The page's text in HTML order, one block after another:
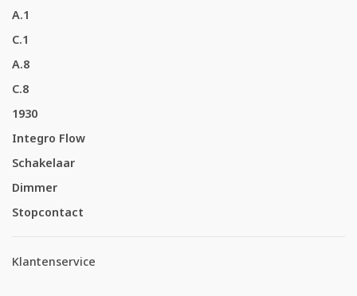
A.1
C.1
A.8
C.8
1930
Integro Flow
Schakelaar
Dimmer
Stopcontact
Klantenservice